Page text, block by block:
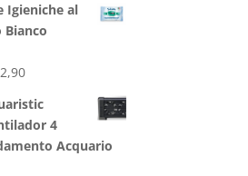
attuale
è:
Igieniche al
Bianco
2,90Il
attuale
è:
€ 2,90.
4
Acquario